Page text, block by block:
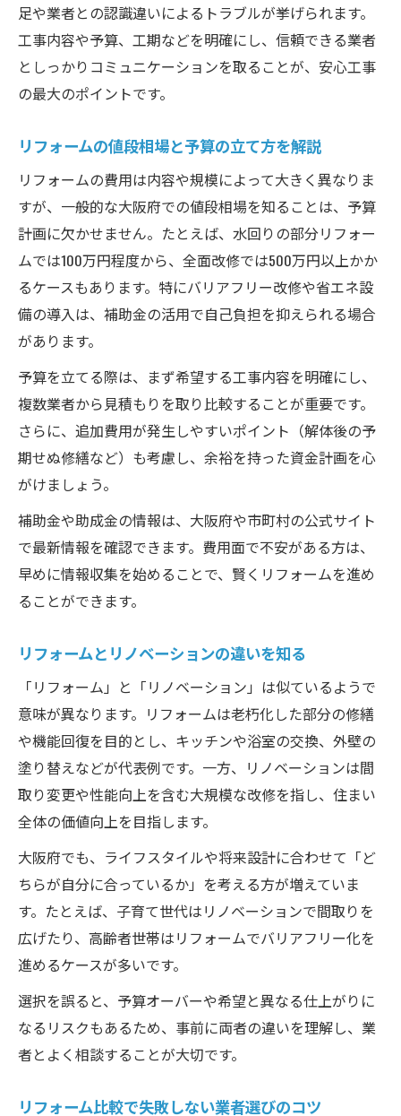
リフォーム比較で予算を最大限活かすコツ
補助金を活用したリフォームの流れ
リフォーム補助金申請の基礎知識と流れ
補助金対象リフォーム事例と実際の流れ
リフォーム比較で補助金を上手に活用する
リフォームと値段の関係に補助金の影響は
制度利用で失敗しないリフォーム選び
リフォーム制度を使う際の注意点と失敗例
リフォーム比較で制度利用のポイント解説
リフォームネットの活用で選択肢を広げる
リフォーム事例を基にした制度の選び方
リフォームとライセンスで安心度を高める
満足度が高まるリフォーム比較の考え方
リフォーム比較で満足度を高めるコツ
リフォーム事例・ビフォーアフターの活用
リフォームネットでの比較ポイントを整理
リフォームとリノベーション違いを踏まえ
ス
足や業者との認識違いによるトラブルが挙げられます。
工事内容や予算、工期などを明確にし、信頼できる業者
としっかりコミュニケーションを取ることが、安心工事
の最大のポイントです。
リフォームの値段相場と予算の立て方を解説
リフォームの費用は内容や規模によって大きく異なりま
すが、一般的な大阪府での値段相場を知ることは、予算
計画に欠かせません。たとえば、水回りの部分リフォー
ムでは100万円程度から、全面改修では500万円以上かか
るケースもあります。特にバリアフリー改修や省エネ設
備の導入は、補助金の活用で自己負担を抑えられる場合
があります。
予算を立てる際は、まず希望する工事内容を明確にし、
複数業者から見積もりを取り比較することが重要です。
さらに、追加費用が発生しやすいポイント（解体後の予
期せぬ修繕など）も考慮し、余裕を持った資金計画を心
がけましょう。
補助金や助成金の情報は、大阪府や市町村の公式サイト
で最新情報を確認できます。費用面で不安がある方は、
早めに情報収集を始めることで、賢くリフォームを進め
ることができます。
リフォームとリノベーションの違いを知る
「リフォーム」と「リノベーション」は似ているようで
意味が異なります。リフォームは老朽化した部分の修繕
や機能回復を目的とし、キッチンや浴室の交換、外壁の
塗り替えなどが代表例です。一方、リノベーションは間
取り変更や性能向上を含む大規模な改修を指し、住まい
全体の価値向上を目指します。
大阪府でも、ライフスタイルや将来設計に合わせて「ど
ちらが自分に合っているか」を考える方が増えていま
す。たとえば、子育て世代はリノベーションで間取りを
広げたり、高齢者世帯はリフォームでバリアフリー化を
進めるケースが多いです。
選択を誤ると、予算オーバーや希望と異なる仕上がりに
なるリスクもあるため、事前に両者の違いを理解し、業
者とよく相談することが大切です。
リフォーム比較で失敗しない業者選びのコツ